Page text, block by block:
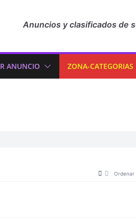
Anuncios y clasificados de
ANUNCIO ZONA-CATEGORIAS
Ordenar